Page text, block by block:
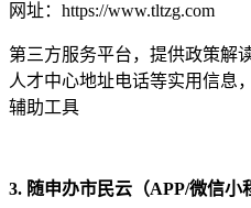
网址：https://www.tltzg.com
第三方服务平台，提供政策解
人才中心地址电话等实用信息
辅助工具
3. 随申办市民云（APP/微信小